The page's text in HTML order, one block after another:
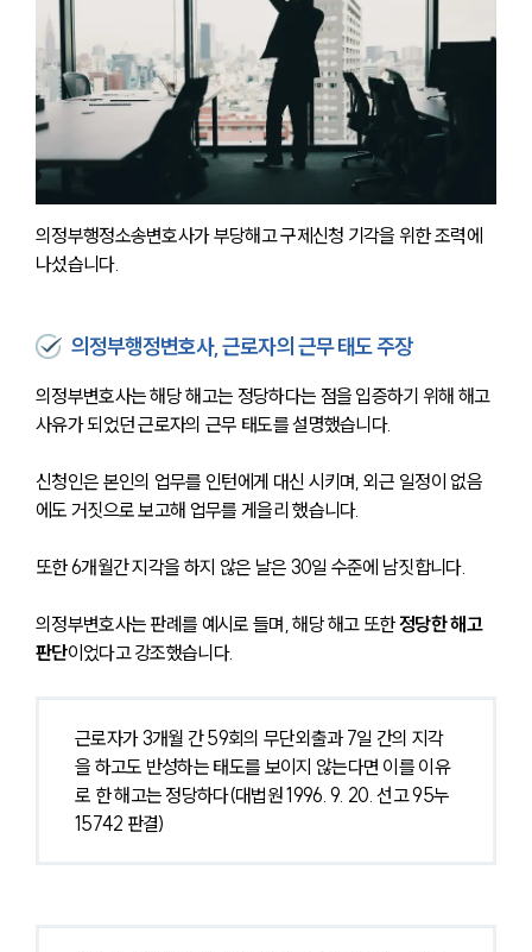
의정부행정소송변호사가 부당해고 구제신청 기각을 위한 조력에
나섰습니다.
의정부행정변호사, 근로자의 근무 태도 주장
의정부변호사는 해당 해고는 정당하다는 점을 입증하기 위해 해고
사유가 되었던 근로자의 근무 태도를 설명했습니다.
신청인은 본인의 업무를 인턴에게 대신 시키며, 외근 일정이 없음
에도 거짓으로 보고해 업무를 게을리 했습니다.
또한 6개월간 지각을 하지 않은 날은 30일 수준에 남짓합니다.
의정부변호사는 판례를 예시로 들며, 해당 해고 또한 정당한 해고
판단이었다고 강조했습니다.
근로자가 3개월 간 59회의 무단외출과 7일 간의 지각
을 하고도 반성하는 태도를 보이지 않는다면 이를 이유
로 한 해고는 정당하다(대법원 1996. 9. 20. 선고 95누
15742 판결)